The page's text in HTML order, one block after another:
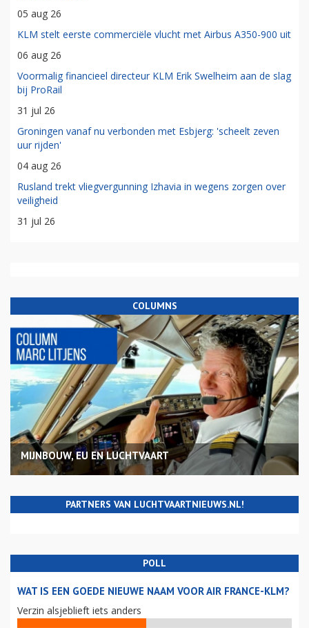
05 aug 26
KLM stelt eerste commerciële vlucht met Airbus A350-900 uit
06 aug 26
Voormalig financieel directeur KLM Erik Swelheim aan de slag
bij ProRail
31 jul 26
Groningen vanaf nu verbonden met Esbjerg: 'scheelt zeven
uur rijden'
04 aug 26
Rusland trekt vliegvergunning Izhavia in wegens zorgen over
veiligheid
31 jul 26
COLUMNS
MIJNBOUW, EU EN LUCHTVAART
PARTNERS VAN LUCHTVAARTNIEUWS.NL!
POLL
WAT IS EEN GOEDE NIEUWE NAAM VOOR AIR FRANCE-KLM?
Verzin alsjeblieft iets anders